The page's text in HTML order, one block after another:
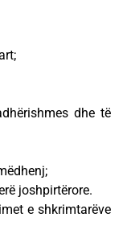
dhe të
joshpirtërore.
e shkrimtarëve